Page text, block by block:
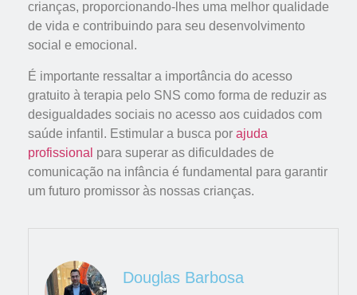
crianças, proporcionando-lhes uma melhor qualidade
de vida e contribuindo para seu desenvolvimento
social e emocional.
É importante ressaltar a importância do acesso
gratuito à terapia pelo SNS como forma de reduzir as
desigualdades sociais no acesso aos cuidados com
saúde infantil. Estimular a busca por ajuda
profissional para superar as dificuldades de
comunicação na infância é fundamental para garantir
um futuro promissor às nossas crianças.
Douglas Barbosa